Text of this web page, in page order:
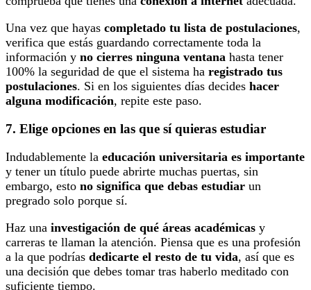
Una vez que hayas completado tu lista de postulaciones,
verifica que estás guardando correctamente toda la
información y no cierres ninguna ventana hasta tener
100% la seguridad de que el sistema ha registrado tus
postulaciones. Si en los siguientes días decides hacer
alguna modificación, repite este paso.
7. Elige opciones en las que sí quieras estudiar
Indudablemente la educación universitaria es importante
y tener un título puede abrirte muchas puertas, sin
embargo, esto no significa que debas estudiar un
pregrado solo porque sí.
Haz una investigación de qué áreas académicas y
carreras te llaman la atención. Piensa que es una profesión
a la que podrías dedicarte el resto de tu vida, así que es
una decisión que debes tomar tras haberlo meditado con
suficiente tiempo.